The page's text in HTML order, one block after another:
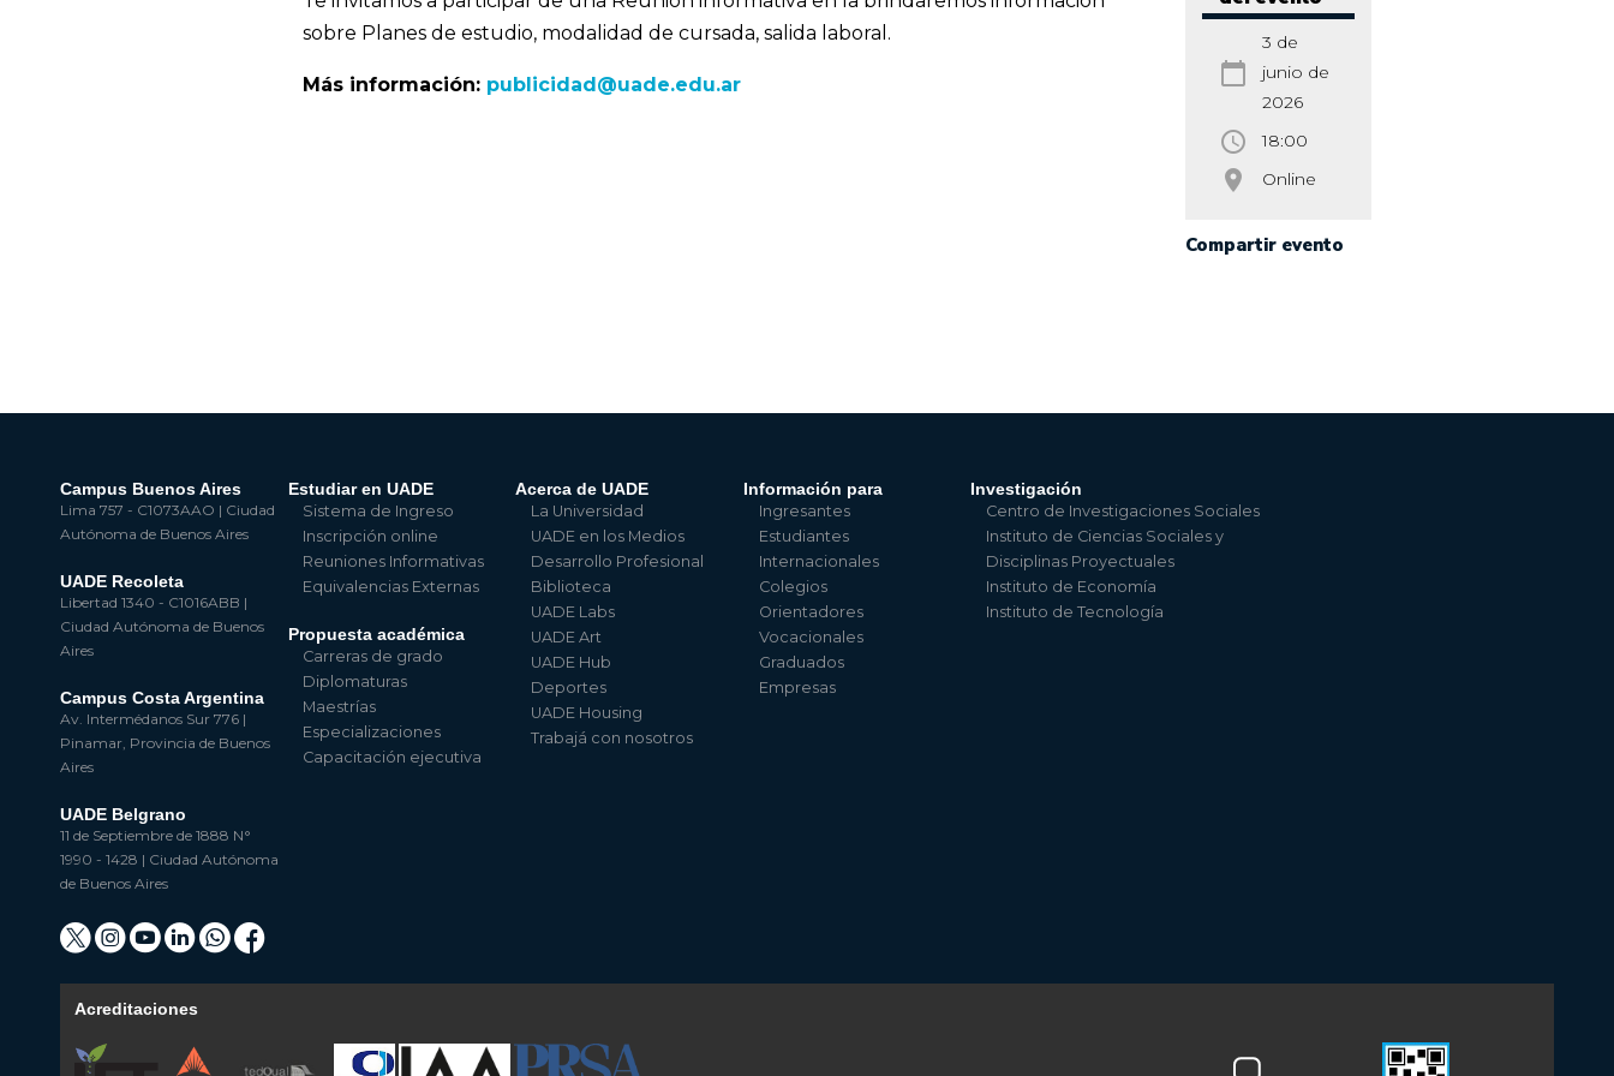
calendar_today
3 de
junio de
2026
access_time 18:00
room Online
Compartir evento
sobre Planes de estudio, modalidad de cursada, salida laboral.
Más información: publicidad@uade.edu.ar
Campus Buenos Aires
Lima 757 - C1073AAO | Ciudad
Autónoma de Buenos Aires
UADE Recoleta
Libertad 1340 - C1016ABB |
Ciudad Autónoma de Buenos
Aires
Campus Costa Argentina
Av. Intermédanos Sur 776 |
Pinamar, Provincia de Buenos
Aires
UADE Belgrano
11 de Septiembre de 1888 N°
1990 - 1428 | Ciudad Autónoma
de Buenos Aires
Estudiar en UADE
Sistema de Ingreso
Inscripción online
Reuniones Informativas
Equivalencias Externas
Propuesta académica
Carreras de grado
Diplomaturas
Maestrías
Especializaciones
Capacitación ejecutiva
Acerca de UADE
La Universidad
UADE en los Medios
Desarrollo Profesional
Biblioteca
UADE Labs
UADE Art
UADE Hub
Deportes
UADE Housing
Trabajá con nosotros
Información para
Ingresantes
Estudiantes
Internacionales
Colegios
Orientadores
Vocacionales
Graduados
Empresas
Investigación
Centro de Investigaciones Sociales
Instituto de Ciencias Sociales y
Disciplinas Proyectuales
Instituto de Economía
Instituto de Tecnología
Acreditaciones